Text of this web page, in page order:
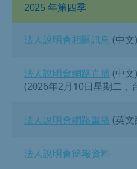
2025 年第四季
法人說明會相關訊息 (中文)
法人說明會網路直播 (中文)
(2026年2月10日星期二
法人說明會網路重播 (英
法人說明會簡報資料